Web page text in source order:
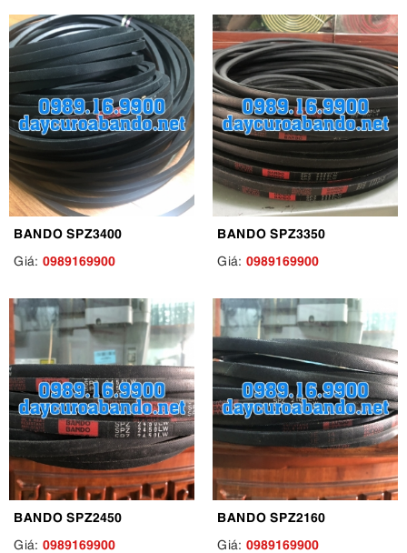
BANDO SPZ3400
Giá: 0989169900
BANDO SPZ3350
Giá: 0989169900
BANDO SPZ2450
Giá: 0989169900
BANDO SPZ2160
Giá: 0989169900